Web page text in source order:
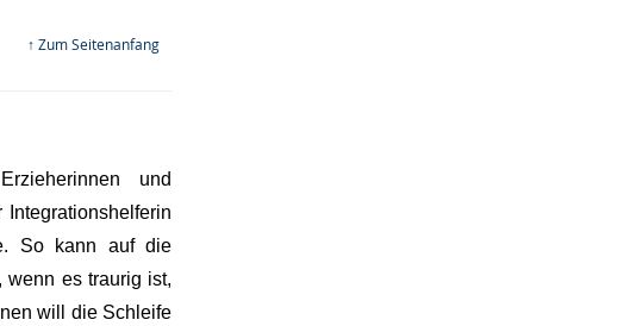
↑ Zum Seitenanfang
und
So kann auf die
wenn es traurig ist,
will die Schleife